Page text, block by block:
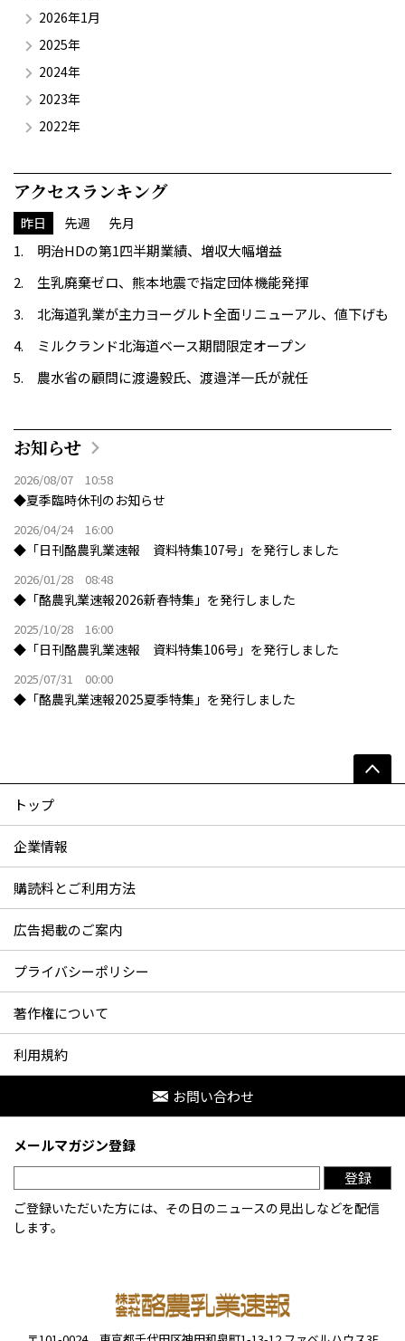
2026年1月
2025年
2024年
2023年
2022年
アクセスランキング
昨日 先週 先月
明治HDの第1四半期業績、増収大幅増益
生乳廃棄ゼロ、熊本地震で指定団体機能発揮
北海道乳業が主力ヨーグルト全面リニューアル、値下げも
ミルクランド北海道ベース期間限定オープン
農水省の顧問に渡邊毅氏、渡邉洋一氏が就任
お知らせ
2026/08/07 10:58
◆夏季臨時休刊のお知らせ
2026/04/24 16:00
◆「日刊酪農乳業速報 資料特集107号」を発行しました
2026/01/28 08:48
◆「酪農乳業速報2026新春特集」を発行しました
2025/10/28 16:00
◆「日刊酪農乳業速報 資料特集106号」を発行しました
2025/07/31 00:00
◆「酪農乳業速報2025夏季特集」を発行しました
トップ
企業情報
購読料とご利用方法
広告掲載のご案内
プライバシーポリシー
著作権について
利用規約
お問い合わせ
メールマガジン登録
登録
ご登録いただいた方には、その日のニュースの見出しなどを配信
します。